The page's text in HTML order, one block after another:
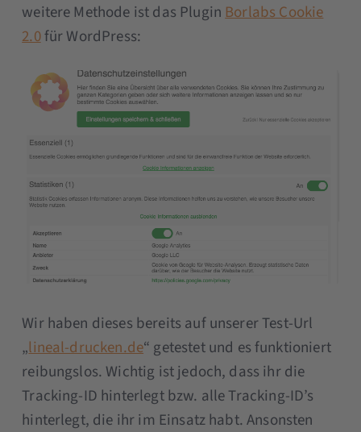
weitere Methode ist das PluginBorlabs Cookie
2.0für WordPress:
Wir haben dieses bereits auf unserer Test-Url
„lineal-drucken.de“ getestet und es funktioniert
reibungslos. Wichtig ist jedoch, dass ihr die
Tracking-ID hinterlegt bzw. alle Tracking-ID’s
hinterlegt, die ihr im Einsatz habt. Ansonsten